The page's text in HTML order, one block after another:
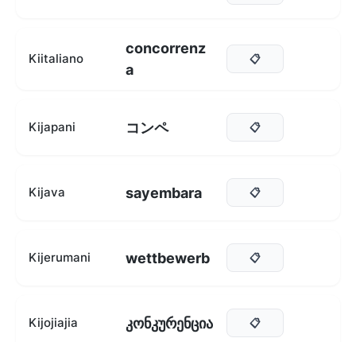
Kiitaliano
concorrenz
a
📋
Kijapani コンペ 📋
Kijava sayembara 📋
Kijerumani wettbewerb 📋
Kijojiajia კონკურენცია 📋